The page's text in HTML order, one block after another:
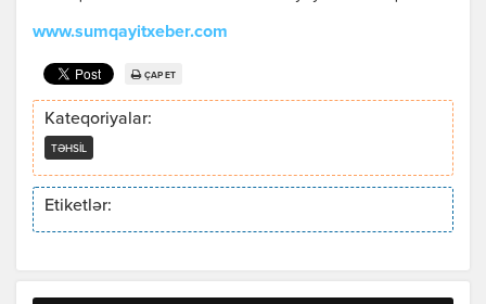
www.sumqayitxeber.com
ÇAP ET
Kateqoriyalar:
TƏHSIL
Etiketlər: